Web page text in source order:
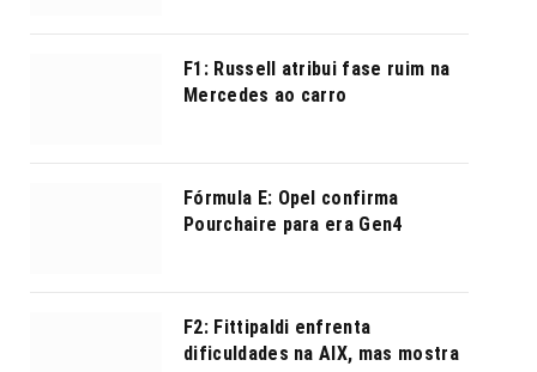
F1: Russell atribui fase ruim na
Mercedes ao carro
Fórmula E: Opel confirma
Pourchaire para era Gen4
F2: Fittipaldi enfrenta
dificuldades na AIX, mas mostra